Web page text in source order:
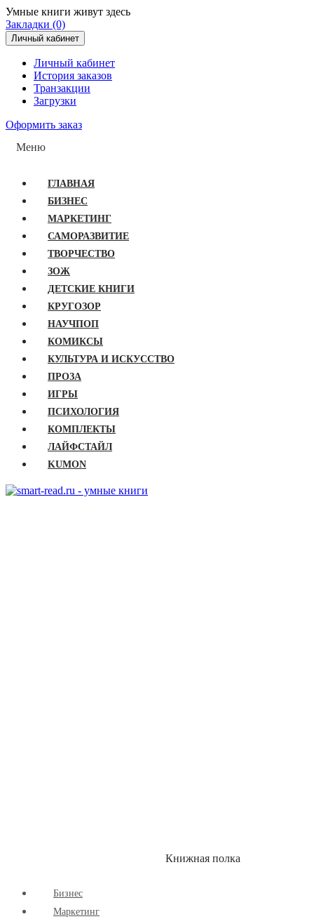
Умные книги живут здесь
Закладки (0)
Личный кабинет
Личный кабинет
История заказов
Транзакции
Загрузки
Оформить заказ
Меню
ГЛАВНАЯ
БИЗНЕС
МАРКЕТИНГ
САМОРАЗВИТИЕ
ТВОРЧЕСТВО
ЗОЖ
ДЕТСКИЕ КНИГИ
КРУГОЗОР
НАУЧПОП
КОМИКСЫ
КУЛЬТУРА И ИСКУССТВО
ПРОЗА
ИГРЫ
ПСИХОЛОГИЯ
КОМПЛЕКТЫ
ЛАЙФСТАЙЛ
KUMON
Книжная полка
Бизнес
Маркетинг